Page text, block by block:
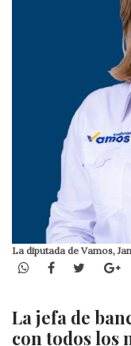
La diputada de Vamos,
WhatsApp
Facebook
Twitter
La jefa de
con todos los